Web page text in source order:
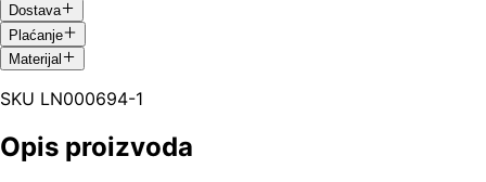
Dostava
Plaćanje
Materijal
SKU LN000694-1
Opis proizvoda